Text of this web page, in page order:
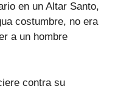
en un Altar Santo,
costumbre, no era
a un hombre
contra su